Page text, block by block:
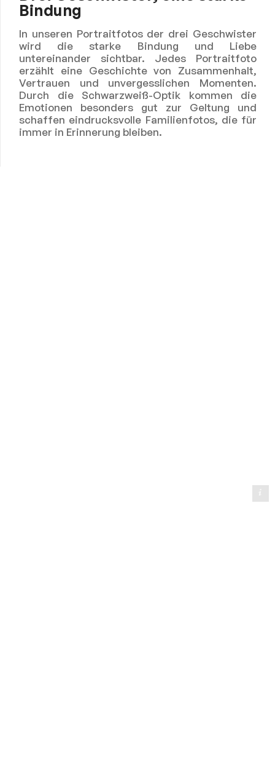
Bindung
In unseren Portraitfotos der drei Geschwister
wird die starke Bindung und Liebe
untereinander sichtbar. Jedes Portraitfoto
erzählt eine Geschichte von Zusammenhalt,
Vertrauen und unvergesslichen Momenten.
Durch die Schwarzweiß-Optik kommen die
Emotionen besonders gut zur Geltung und
schaffen eindrucksvolle Familienfotos, die für
immer in Erinnerung bleiben.